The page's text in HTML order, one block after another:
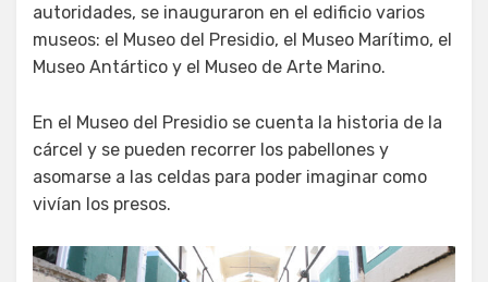
autoridades, se inauguraron en el edificio varios
museos: el Museo del Presidio, el Museo Marítimo, el
Museo Antártico y el Museo de Arte Marino.
En el Museo del Presidio se cuenta la historia de la
cárcel y se pueden recorrer los pabellones y
asomarse a las celdas para poder imaginar como
vivían los presos.